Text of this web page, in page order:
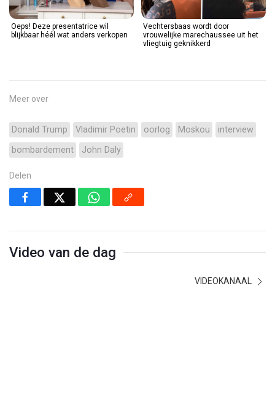
Oeps! Deze presentatrice wil
blijkbaar héél wat anders verkopen
Vechtersbaas wordt door
vrouwelijke marechaussee uit het
vliegtuig geknikkerd
Meer over
Donald Trump Vladimir Poetin oorlog Moskou
interview
bombardement
John Daly
Delen
Video van de dag
VIDEOKANAAL